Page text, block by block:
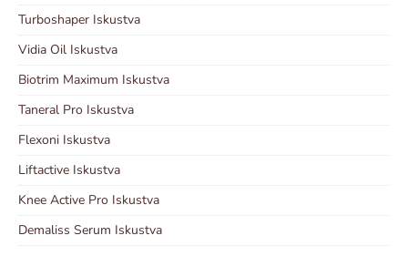
Turboshaper Iskustva
Vidia Oil Iskustva
Biotrim Maximum Iskustva
Taneral Pro Iskustva
Flexoni Iskustva
Liftactive Iskustva
Knee Active Pro Iskustva
Demaliss Serum Iskustva